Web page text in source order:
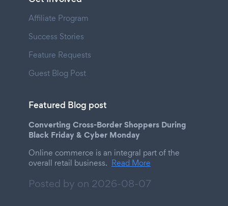
Affiliate Program
Success Stories
Feature Requests
Guest Blog Post
Featured Blog post
Converting Cross-Border Shoppers During
Black Friday & Cyber Monday
Online commerce is an integral part of the
overall retail business. Read More
Posted by on 2026-08-07